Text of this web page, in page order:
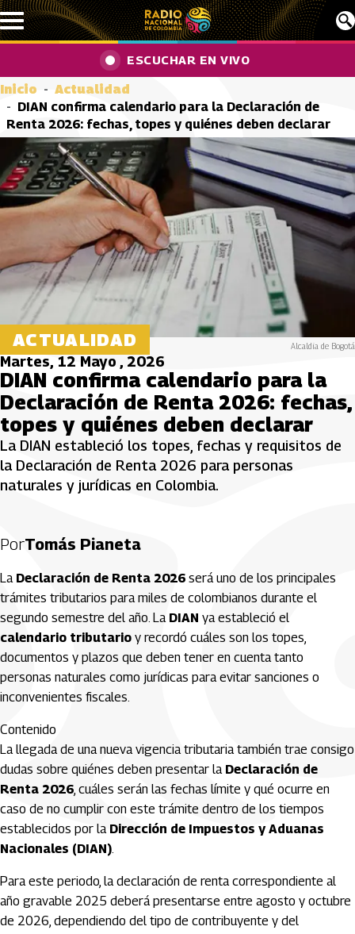
Pasar al contenido principal
ESCUCHAR EN VIVO
Inicio
Actualidad
DIAN confirma calendario para la Declaración de
Renta 2026: fechas, topes y quiénes deben declarar
ACTUALIDAD Alcaldia de Bogotá
Martes, 12 Mayo , 2026
DIAN confirma calendario para la
Declaración de Renta 2026: fechas,
topes y quiénes deben declarar
La DIAN estableció los topes, fechas y requisitos de
la Declaración de Renta 2026 para personas
naturales y jurídicas en Colombia.
PorTomás Pianeta
La Declaración de Renta 2026 será uno de los principales
trámites tributarios para miles de colombianos durante el
segundo semestre del año. La DIAN ya estableció el
calendario tributario y recordó cuáles son los topes,
documentos y plazos que deben tener en cuenta tanto
personas naturales como jurídicas para evitar sanciones o
inconvenientes fiscales.
Contenido
La llegada de una nueva vigencia tributaria también trae consigo
dudas sobre quiénes deben presentar la Declaración de
Renta 2026, cuáles serán las fechas límite y qué ocurre en
caso de no cumplir con este trámite dentro de los tiempos
establecidos por la Dirección de Impuestos y Aduanas
Nacionales (DIAN).
Para este periodo, la declaración de renta correspondiente al
año gravable 2025 deberá presentarse entre agosto y octubre
de 2026, dependiendo del tipo de contribuyente y del